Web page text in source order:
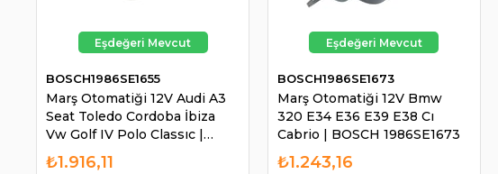
Marş Otomatiği 12V Audi A3
Seat Toledo Cordoba İbiza
Vw Golf IV Polo Classıc |
BOSCH 1986SE1655
BOSCH1986SE1655
₺1.916,11
Marş Otomatiği 12V Bmw
320 E34 E36 E39 E38 Cı
Cabrio | BOSCH 1986SE1673
BOSCH1986SE1673
₺1.243,16